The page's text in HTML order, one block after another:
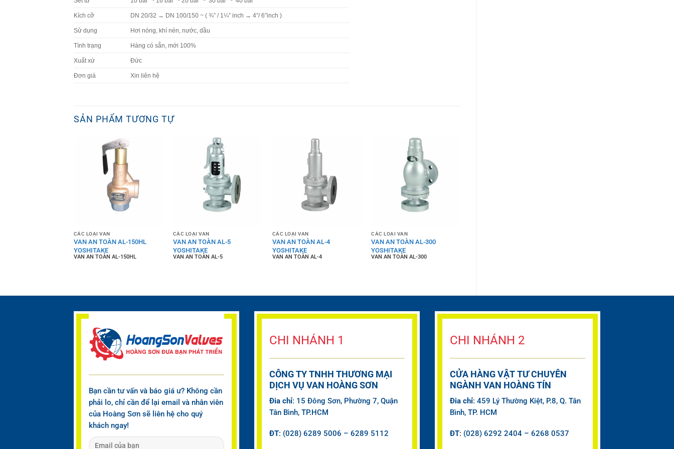
Kích cỡ DN 20/32 → DN 100/150 ~ ( ¾” / 1¼” inch → 4″/ 6″inch )
Sử dụng Hơi nóng, khí nén, nước, dầu
Tình trạng Hàng có sẳn, mới 100%
Xuất xứ Đức
Đơn giá Xin liên hệ
SẢN PHẨM TƯƠNG TỰ
CÁC LOẠI VAN
VAN AN TOÀN AL-150HL
YOSHITAKE
VAN AN TOÀN AL-150HL
CÁC LOẠI VAN
VAN AN TOÀN AL-5
YOSHITAKE
VAN AN TOÀN AL-5
CÁC LOẠI VAN
VAN AN TOÀN AL-4
YOSHITAKE
VAN AN TOÀN AL-4
CÁC LOẠI VAN
VAN AN TOÀN AL-300
YOSHITAKE
VAN AN TOÀN AL-300
Bạn cần tư vấn và báo giá ư? Không cần
phải lo, chỉ cần để lại email và nhân viên
của Hoàng Sơn sẽ liên hệ cho quý
khách ngay!
CHI NHÁNH 1
CÔNG TY TNHH THƯƠNG MẠI
DỊCH VỤ VAN HOÀNG SƠN
Đia chỉ: 15 Đông Sơn, Phường 7, Quận
Tân Bình, TP.HCM
ĐT: (028) 6289 5006 – 6289 5112
CHI NHÁNH 2
CỬA HÀNG VẬT TƯ CHUYÊN
NGÀNH VAN HOÀNG TÍN
Đia chỉ: 459 Lý Thường Kiệt, P.8, Q. Tân
Bình, TP. HCM
ĐT: (028) 6292 2404 – 6268 0537